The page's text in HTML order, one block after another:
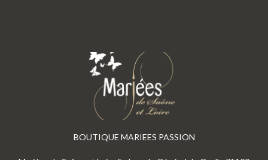
BOUTIQUE MARIEES PASSION